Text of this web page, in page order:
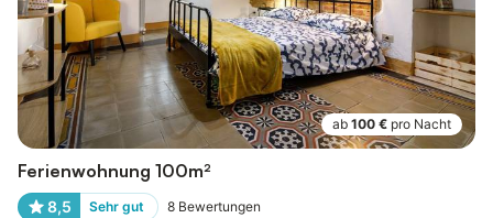
ab 100 € pro Nacht
Ferienwohnung 100m²
8,5 Sehr gut 8 Bewertungen